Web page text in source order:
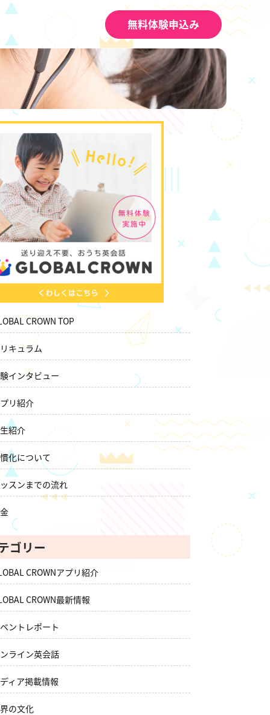
無料体験申込み
CROWN TOP
キュラム
インタビュー
リ紹介
紹介
化について
スンまでの流れ
ゴリー
CROWNアプリ紹介
CROWN最新情報
ントレポート
ライン英会話
ィア掲載情報
の文化